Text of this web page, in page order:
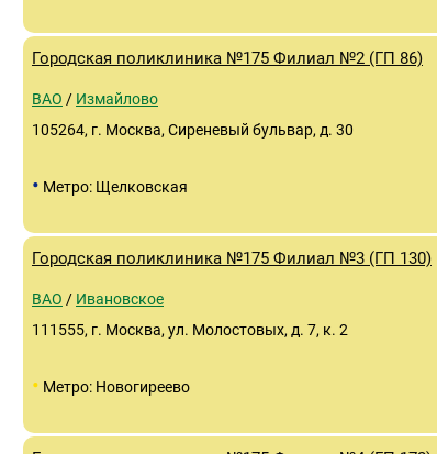
Городская поликлиника №175 Филиал №2 (ГП 86)
ВАО / Измайлово
105264, г. Москва, Сиреневый бульвар, д. 30
• Метро: Щелковская
Городская поликлиника №175 Филиал №3 (ГП 130)
ВАО / Ивановское
111555, г. Москва, ул. Молостовых, д. 7, к. 2
• Метро: Новогиреево